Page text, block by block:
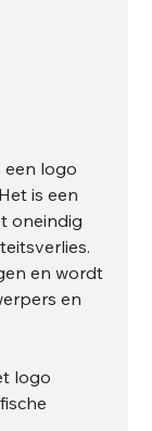
een logo
is een
oneindig
en wordt
en
logo